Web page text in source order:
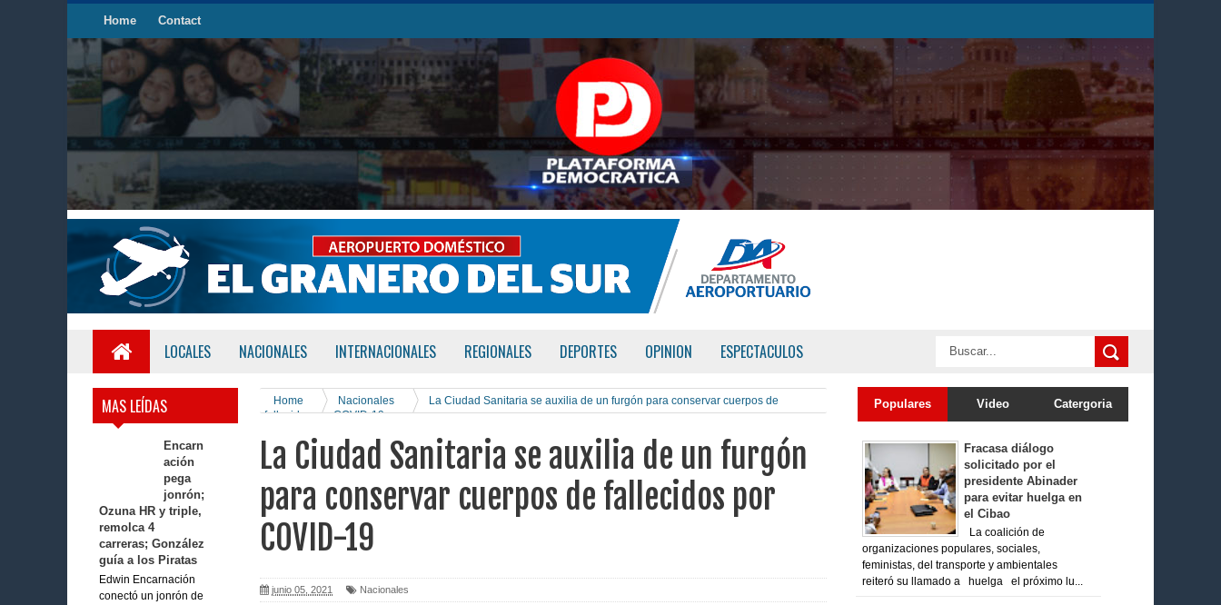
Home Contact
LOCALES NACIONALES INTERNACIONALES REGIONALES DEPORTES OPINION ESPECTACULOS
MAS LEÍDAS
Encarn
ación
pega
jonrón;
Ozuna HR y triple,
remolca 4
carreras; González
guía a los Piratas
Edwin Encarnación
conectó un jonrón de
Home Nacionales
La Ciudad Sanitaria se auxilia de un furgón para conservar cuerpos de
fallecidos por COVID-19
La Ciudad Sanitaria se auxilia de un furgón
para conservar cuerpos de fallecidos por
COVID-19
junio 05, 2021 Nacionales
Populares Video Catergoria
Fracasa diálogo
solicitado por el
presidente Abinader
para evitar huelga en
el Cibao
La coalición de
organizaciones populares, sociales,
feministas, del transporte y ambientales
reiteró su llamado a huelga el próximo lu...